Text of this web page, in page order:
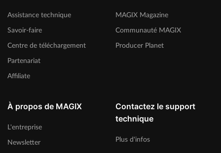
Assistance technique
Savoir-faire
Centre de téléchargement
Partenariat
Affiliate
MAGIX Magazine
Communauté MAGIX
Producer Planet
À propos de MAGIX
L'entreprise
Newsletter
Contactez le support
technique
Plus d'infos